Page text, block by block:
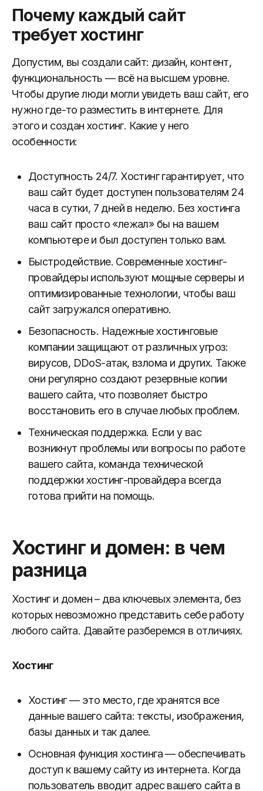
Почему каждый сайт
требует хостинг
Допустим, вы создали сайт: дизайн, контент,
функциональность — всё на высшем уровне.
Чтобы другие люди могли увидеть ваш сайт, его
нужно где-то разместить в интернете. Для
этого и создан хостинг. Какие у него
особенности:
Доступность 24/7. Хостинг гарантирует, что
ваш сайт будет доступен пользователям 24
часа в сутки, 7 дней в неделю. Без хостинга
ваш сайт просто «лежал» бы на вашем
компьютере и был доступен только вам.
Быстродействие. Современные хостинг-
провайдеры используют мощные серверы и
оптимизированные технологии, чтобы ваш
сайт загружался оперативно.
Безопасность. Надежные хостинговые
компании защищают от различных угроз:
вирусов, DDoS-атак, взлома и других. Также
они регулярно создают резервные копии
вашего сайта, что позволяет быстро
восстановить его в случае любых проблем.
Техническая поддержка. Если у вас
возникнут проблемы или вопросы по работе
вашего сайта, команда технической
поддержки хостинг-провайдера всегда
готова прийти на помощь.
Хостинг и домен: в чем
разница
Хостинг и домен – два ключевых элемента, без
которых невозможно представить себе работу
любого сайта. Давайте разберемся в отличиях.
Хостинг
Хостинг — это место, где хранятся все
данные вашего сайта: тексты, изображения,
базы данных и так далее.
Основная функция хостинга — обеспечивать
доступ к вашему сайту из интернета. Когда
пользователь вводит адрес вашего сайта в